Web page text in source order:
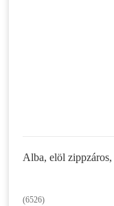
Alba, elöl
(6526)